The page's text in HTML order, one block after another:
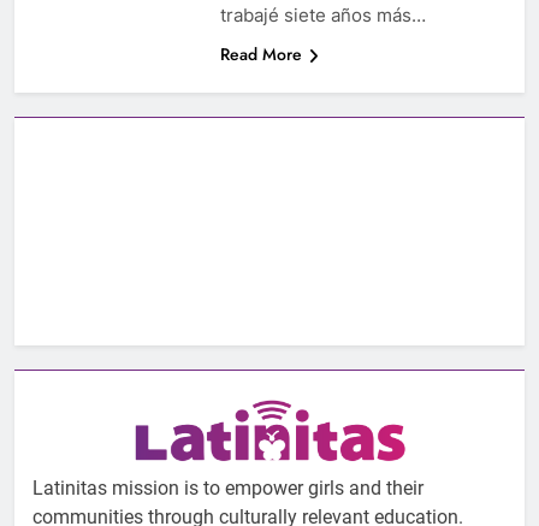
trabajé siete años más…
Read More
Latinitas mission is to empower girls and their
communities through culturally relevant education.